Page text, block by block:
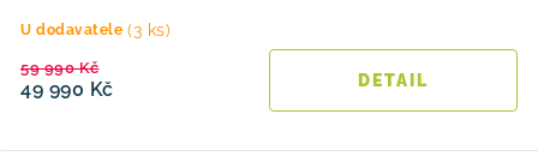
U dodavatele (3 ks)
49 990 Kč
59 990 Kč